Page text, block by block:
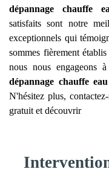
dépannage chauffe
satisfaits sont notre
exceptionnels qui
sommes fièrement
nous nous engageons
dépannage chauffe eau
N'hésitez plus,
gratuit et découvrir